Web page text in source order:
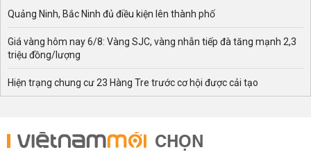
Quảng Ninh, Bắc Ninh đủ điều kiện lên thành phố
Giá vàng hôm nay 6/8: Vàng SJC, vàng nhẫn tiếp đà tăng mạnh 2,3
triệu đồng/lượng
Hiện trạng chung cư 23 Hàng Tre trước cơ hội được cải tạo
CHỌN